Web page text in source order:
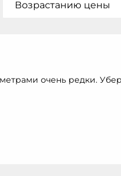
Возрастанию цены
очень редки.